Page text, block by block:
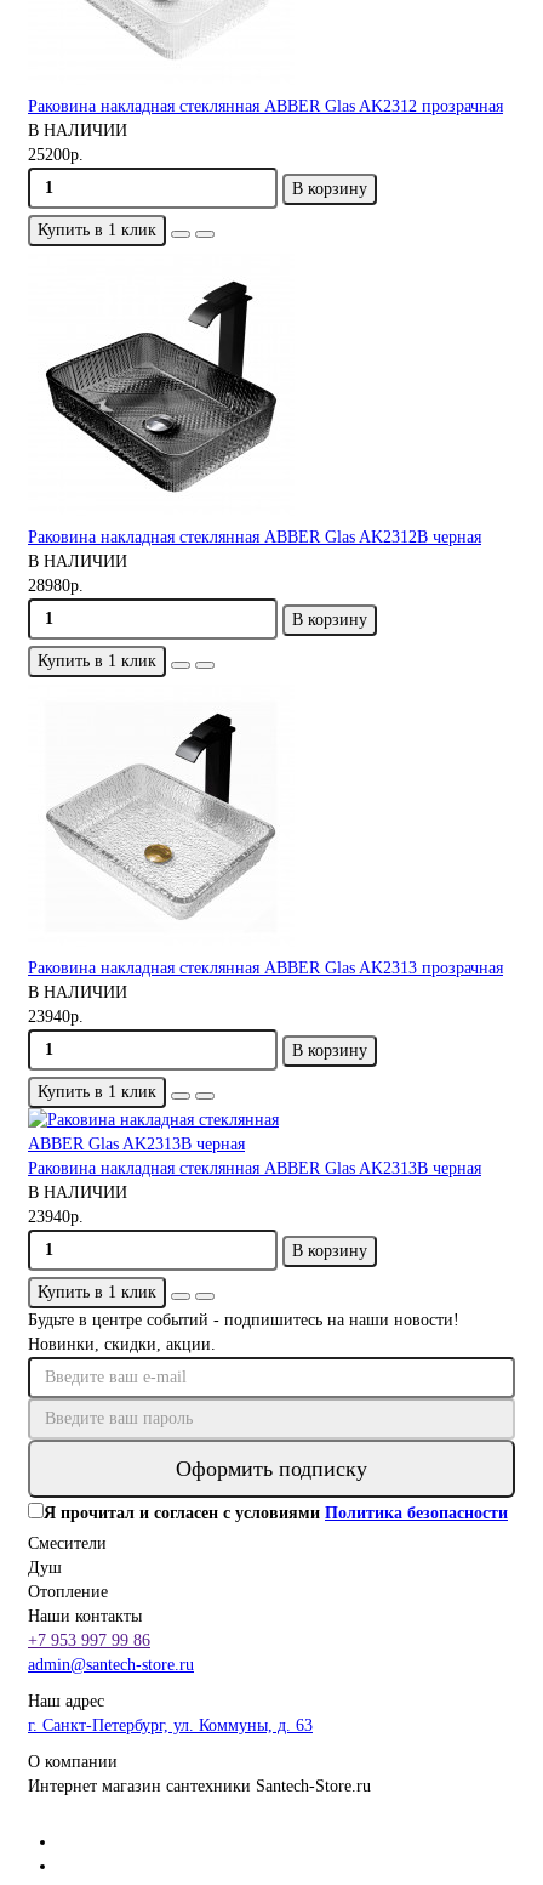
Раковина накладная стеклянная ABBER Glas AK2312 прозрачная
В НАЛИЧИИ
25200р.
В корзину
Купить в 1 клик
Раковина накладная стеклянная ABBER Glas AK2312B черная
В НАЛИЧИИ
28980р.
В корзину
Купить в 1 клик
Раковина накладная стеклянная ABBER Glas AK2313 прозрачная
В НАЛИЧИИ
23940р.
В корзину
Купить в 1 клик
Раковина накладная стеклянная ABBER Glas AK2313B черная
В НАЛИЧИИ
23940р.
В корзину
Купить в 1 клик
Будьте в центре событий - подпишитесь на наши новости!
Новинки, скидки, акции.
Оформить подписку
Я прочитал и согласен с условиями Политика безопасности
Смесители
Душ
Отопление
Наши контакты
+7 953 997 99 86
admin@santech-store.ru
Наш адрес
г. Санкт-Петербург, ул. Коммуны, д. 63
О компании
Интернет магазин сантехники Santech-Store.ru